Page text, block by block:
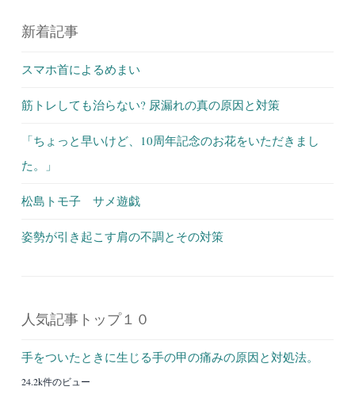
新着記事
スマホ首によるめまい
筋トレしても治らない? 尿漏れの真の原因と対策
「ちょっと早いけど、10周年記念のお花をいただきまし
た。」
松島トモ子 サメ遊戯
姿勢が引き起こす肩の不調とその対策
人気記事トップ１０
手をついたときに生じる手の甲の痛みの原因と対処法。
24.2k件のビュー